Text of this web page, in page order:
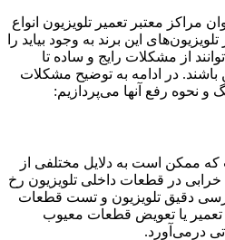
مراکز معتبر تعمیر تلویزیون انواع
این برند به وجود بیاید را
از مشکلات رایج و ساده تا
باشند. در ادامه به توضیح مشکلات
و نحوه رفع آنها می‌پردازیم:
ممکن است به دلایل مختلفی از
خرابی در قطعات داخلی تلویزیون رخ
دقیق تلویزیون و تست قطعات
یا تعویض قطعات معیوب
درمی‌آورد.